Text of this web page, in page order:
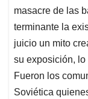
masacre de las
terminante la
juicio un mito
su exposición, lo
Fueron los
Soviética